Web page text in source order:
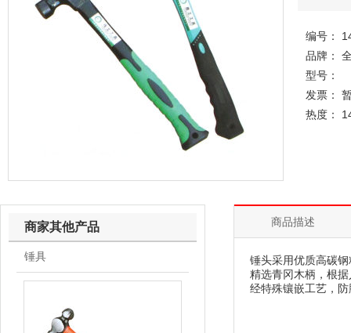
编号：
品牌：
型号：
发票：
热度：
商品描述
锤头采用优质高碳
精选青冈木柄，根
经特殊镶嵌工艺，
商家其他产品
锤具